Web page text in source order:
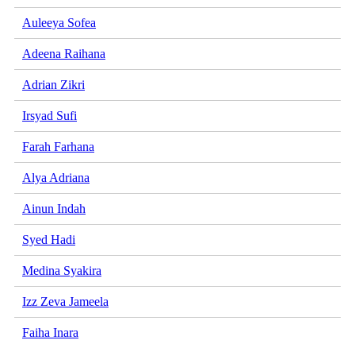
Auleeya Sofea
Adeena Raihana
Adrian Zikri
Irsyad Sufi
Farah Farhana
Alya Adriana
Ainun Indah
Syed Hadi
Medina Syakira
Izz Zeva Jameela
Faiha Inara